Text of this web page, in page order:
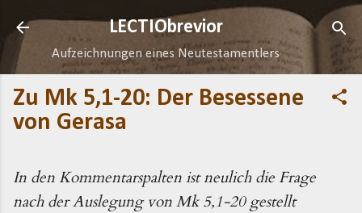
Direkt zum Hauptbereich
LECTIObrevior
Aufzeichnungen eines Neutestamentlers
Zu Mk 5,1-20: Der Besessene
von Gerasa
In den Kommentarspalten ist neulich die Frage
nach der Auslegung von Mk 5,1-20 gestellt